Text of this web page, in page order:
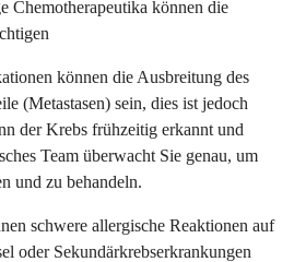
Chemotherapeutika können die
können die Ausbreitung des
(Metastasen) sein, dies ist jedoch
der Krebs frühzeitig erkannt und
Team überwacht Sie genau, um
und zu behandeln.
schwere allergische Reaktionen auf
oder Sekundärkrebserkrankungen